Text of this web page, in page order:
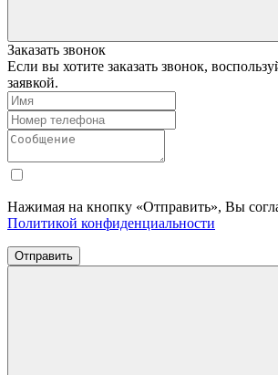
Заказать звонок
Если вы хотите заказать звонок,
заявкой.
Нажимая на кнопку «Отправить», Вы
Политикой конфиденциальности
Отправить